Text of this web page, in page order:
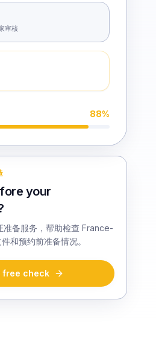
审核
88%
your
准备服务，帮助检查 France-
和预约前准备情况。
free check